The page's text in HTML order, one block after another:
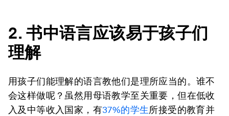
2. 书中语言应该易于孩子们
理解
用孩子们能理解的语言教他们是理所应当的。谁不
会这样做呢？虽然用母语教学至关重要，但在低收
入及中等收入国家，有37%的学生所接受的教育并